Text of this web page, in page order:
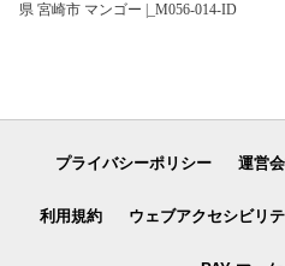
県 宮崎市 マンゴー |_M056-014-ID
プライバシーポリシー 運営
利用規約 ウェブアクセシビリ